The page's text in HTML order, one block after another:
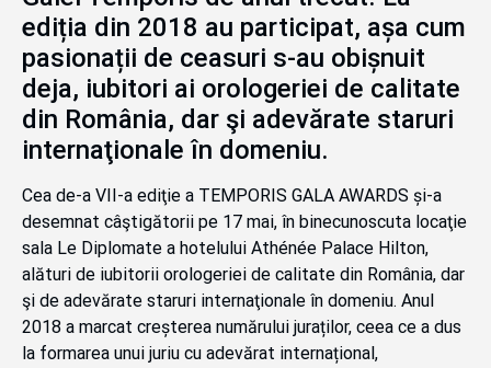
ediția din 2018 au participat, așa cum
pasionații de ceasuri s-au obișnuit
deja, iubitori ai orologeriei de calitate
din România, dar şi adevărate staruri
internaţionale în domeniu.
Cea de-a VII-a ediţie a TEMPORIS GALA AWARDS și-a
desemnat câştigătorii pe 17 mai, în binecunoscuta locaţie
sala Le Diplomate a hotelului Athénée Palace Hilton,
alături de iubitorii orologeriei de calitate din România, dar
şi de adevărate staruri internaţionale în domeniu. Anul
2018 a marcat creșterea numărului juraților, ceea ce a dus
la formarea unui juriu cu adevărat internațional,